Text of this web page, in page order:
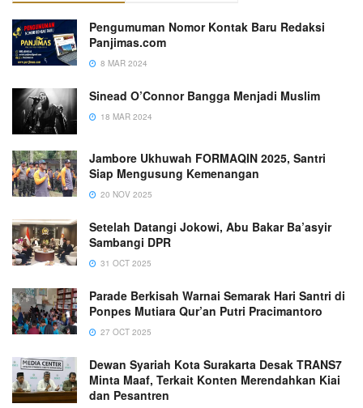
Pengumuman Nomor Kontak Baru Redaksi
Panjimas.com
8 MAR 2024
Sinead O’Connor Bangga Menjadi Muslim
18 MAR 2024
Jambore Ukhuwah FORMAQIN 2025, Santri
Siap Mengusung Kemenangan
20 NOV 2025
Setelah Datangi Jokowi, Abu Bakar Ba’asyir
Sambangi DPR
31 OCT 2025
Parade Berkisah Warnai Semarak Hari Santri di
Ponpes Mutiara Qur’an Putri Pracimantoro
27 OCT 2025
Dewan Syariah Kota Surakarta Desak TRANS7
Minta Maaf, Terkait Konten Merendahkan Kiai
dan Pesantren